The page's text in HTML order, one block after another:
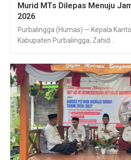
Murid MTs Dilepas Menuju
2026
Purbalingga (Humas) — Kepala
Kabupaten Purbalingga, Zahid...